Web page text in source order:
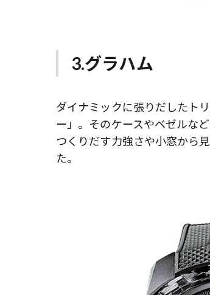
3.グラハム
ダイナミックに張りだしたト
ー」。そのケースやベゼルな
つくりだす力強さや小窓から
た。